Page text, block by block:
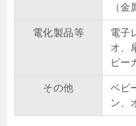
（
電化製品等
電子
オ、
ピー
その他
ベビ
ン、